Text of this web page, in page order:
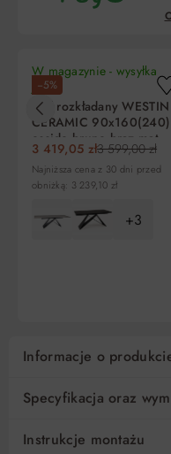
Liczba
rat rata
5
10
−5%
W magazynie - wysyłka
jutro!
Stół rozkładany WESTIN
CERAMIC 90x160(240)
ossido bruno brąz mat
Signal
3 419,05 zł3 599,00 zł
Najniższa cena z 30 dni przed
obniżką: 3 239,10 zł
+3
Informacje o
Specyfikacja oraz
Instrukcje montażu